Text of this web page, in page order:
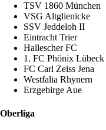
TSV 1860 München
VSG Altglienicke
SSV Jeddeloh II
Eintracht Trier
Hallescher FC
1. FC Phönix Lübeck
FC Carl Zeiss Jena
Westfalia Rhynern
Erzgebirge Aue
Oberliga